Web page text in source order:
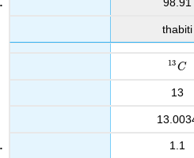
98.91
thabiti
13C
13C
13
1.1